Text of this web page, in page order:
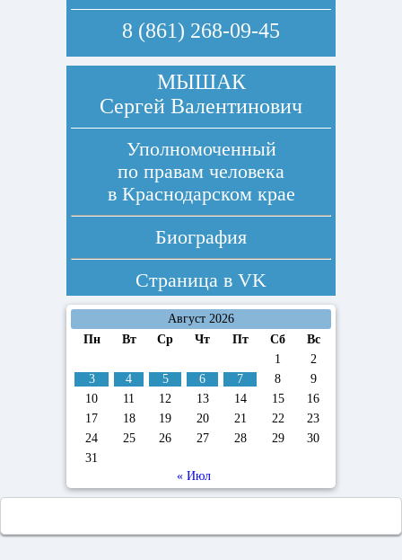
8 (861) 268-09-45
МЫШАК
Сергей Валентинович
Уполномоченный
по правам человека
в Краснодарском крае
Биография
Страница в VK
Август 2026
Пн
Вт Ср Чт Пт Сб
Вс
1
2
3
4 5 6 7 8
9
10
11 12 13 14 15
16
17
18 19 20 21 22
23
24
25 26 27 28 29
30
31
« Июл